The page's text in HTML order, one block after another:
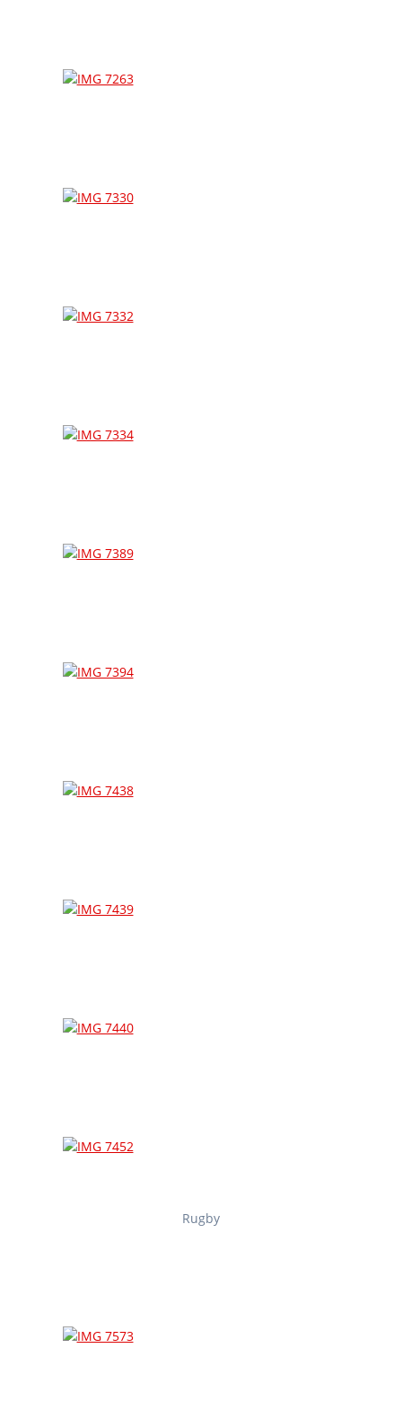
Rugby